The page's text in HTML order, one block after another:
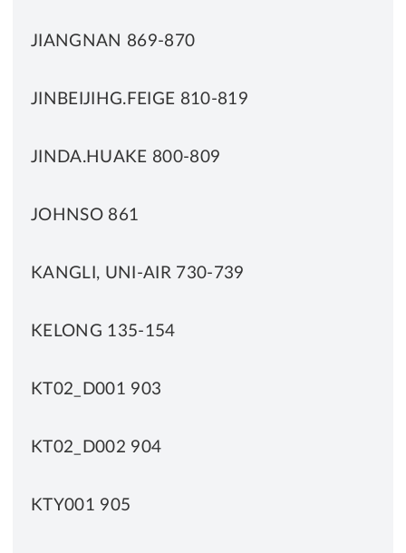
JIANGNAN 869-870
JINBEIJIHG.FEIGE 810-819
JINDA.HUAKE 800-809
JOHNSO 861
KANGLI, UNI-AIR 730-739
KELONG 135-154
KT02_D001 903
KT02_D002 904
KTY001 905